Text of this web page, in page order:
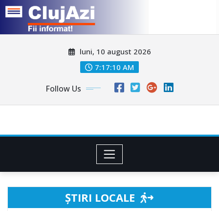
luni, 10 august 2026
7:17:12 AM
Follow Us
ȘTIRI LOCALE